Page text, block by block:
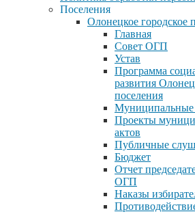
Поселения
Олонецкое городское
Главная
Совет ОГП
Устав
Программа
развития
поселения
Муниципальные
Проекты
актов
Публичные
Бюджет
Отчет
ОГП
Наказы